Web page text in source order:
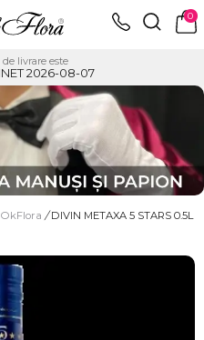
0
livrare este
2026-08-07
/ DIVIN METAXA 5 STARS 0.5L